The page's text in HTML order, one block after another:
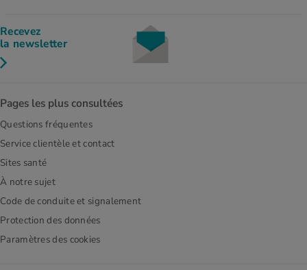
Recevez
la newsletter
Pages les plus consultées
Questions fréquentes
Service clientèle et contact
Sites santé
À notre sujet
Code de conduite et signalement
Protection des données
Paramètres des cookies